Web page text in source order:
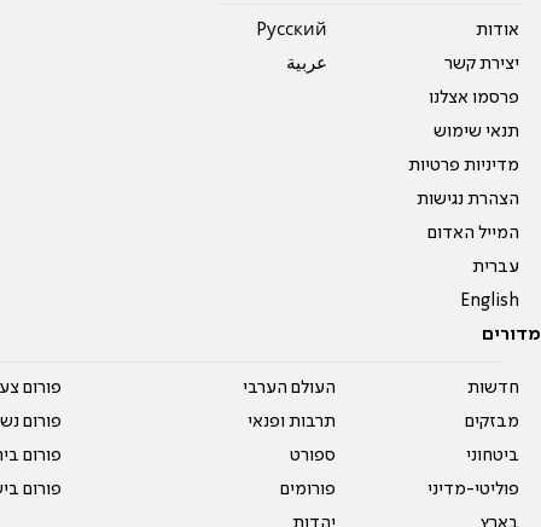
אודות
יצירת קשר
פרסמו אצלנו
תנאי שימוש
מדיניות פרטיות
הצהרת נגישות
המייל האדום
עברית
English
Pусский
عربية
מדורים
חדשות
מבזקים
ביטחוני
פוליטי-מדיני
בארץ
העולם הערבי
תרבות ופנאי
ספורט
פורומים
יהדות
פורום
פורום
פורום
פורום